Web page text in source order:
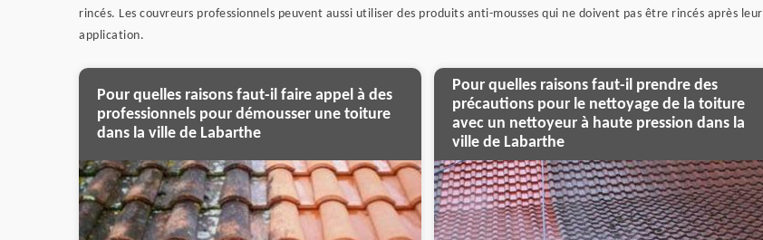
rincés. Les couvreurs professionnels peuvent aussi utiliser des produits anti-mousses qui ne doivent pas être rincés après leur
application.
Pour quelles raisons faut-il faire appel à des
professionnels pour démousser une toiture
dans la ville de Labarthe
Pour quelles raisons faut-il prendre des
précautions pour le nettoyage de la toiture
avec un nettoyeur à haute pression dans la
ville de Labarthe